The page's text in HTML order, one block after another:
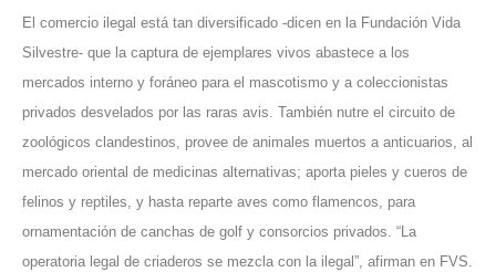
El comercio ilegal está tan diversificado -dicen en la Fundación Vida
Silvestre- que la captura de ejemplares vivos abastece a los
mercados interno y foráneo para el mascotismo y a coleccionistas
privados desvelados por las raras avis. También nutre el circuito de
zoológicos clandestinos, provee de animales muertos a anticuarios, al
mercado oriental de medicinas alternativas; aporta pieles y cueros de
felinos y reptiles, y hasta reparte aves como flamencos, para
ornamentación de canchas de golf y consorcios privados. “La
operatoria legal de criaderos se mezcla con la ilegal”, afirman en FVS.